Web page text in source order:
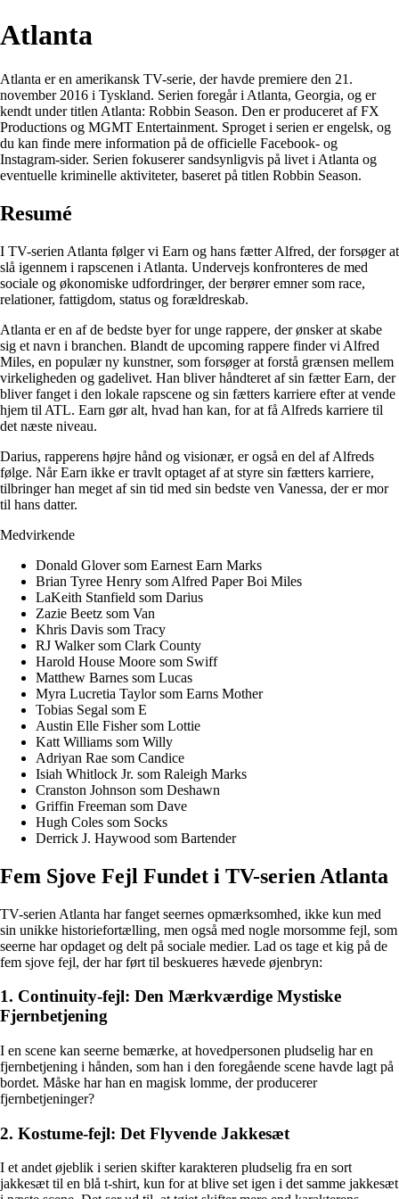
Atlanta
Atlanta er en amerikansk TV-serie, der havde premiere den 21.
november 2016 i Tyskland. Serien foregår i Atlanta, Georgia, og er
kendt under titlen Atlanta: Robbin Season. Den er produceret af FX
Productions og MGMT Entertainment. Sproget i serien er engelsk, og
du kan finde mere information på de officielle Facebook- og
Instagram-sider. Serien fokuserer sandsynligvis på livet i Atlanta og
eventuelle kriminelle aktiviteter, baseret på titlen Robbin Season.
Resumé
I TV-serien Atlanta følger vi Earn og hans fætter Alfred, der forsøger at
slå igennem i rapscenen i Atlanta. Undervejs konfronteres de med
sociale og økonomiske udfordringer, der berører emner som race,
relationer, fattigdom, status og forældreskab.
Atlanta er en af de bedste byer for unge rappere, der ønsker at skabe
sig et navn i branchen. Blandt de upcoming rappere finder vi Alfred
Miles, en populær ny kunstner, som forsøger at forstå grænsen mellem
virkeligheden og gadelivet. Han bliver håndteret af sin fætter Earn, der
bliver fanget i den lokale rapscene og sin fætters karriere efter at vende
hjem til ATL. Earn gør alt, hvad han kan, for at få Alfreds karriere til
det næste niveau.
Darius, rapperens højre hånd og visionær, er også en del af Alfreds
følge. Når Earn ikke er travlt optaget af at styre sin fætters karriere,
tilbringer han meget af sin tid med sin bedste ven Vanessa, der er mor
til hans datter.
Medvirkende
Donald Glover som Earnest Earn Marks
Brian Tyree Henry som Alfred Paper Boi Miles
LaKeith Stanfield som Darius
Zazie Beetz som Van
Khris Davis som Tracy
RJ Walker som Clark County
Harold House Moore som Swiff
Matthew Barnes som Lucas
Myra Lucretia Taylor som Earns Mother
Tobias Segal som E
Austin Elle Fisher som Lottie
Katt Williams som Willy
Adriyan Rae som Candice
Isiah Whitlock Jr. som Raleigh Marks
Cranston Johnson som Deshawn
Griffin Freeman som Dave
Hugh Coles som Socks
Derrick J. Haywood som Bartender
Fem Sjove Fejl Fundet i TV-serien Atlanta
TV-serien Atlanta har fanget seernes opmærksomhed, ikke kun med
sin unikke historiefortælling, men også med nogle morsomme fejl, som
seerne har opdaget og delt på sociale medier. Lad os tage et kig på de
fem sjove fejl, der har ført til beskueres hævede øjenbryn:
1. Continuity-fejl: Den Mærkværdige Mystiske
Fjernbetjening
I en scene kan seerne bemærke, at hovedpersonen pludselig har en
fjernbetjening i hånden, som han i den foregående scene havde lagt på
bordet. Måske har han en magisk lomme, der producerer
fjernbetjeninger?
2. Kostume-fejl: Det Flyvende Jakkesæt
I et andet øjeblik i serien skifter karakteren pludselig fra en sort
jakkesæt til en blå t-shirt, kun for at blive set igen i det samme jakkesæt